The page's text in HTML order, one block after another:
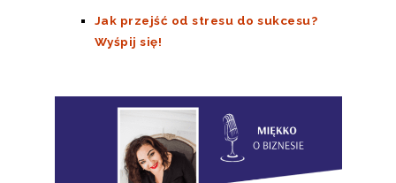
Jak przejść od stresu do sukcesu?
Wyśpij się!